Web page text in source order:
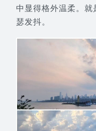
中显得格外温柔。
瑟发抖。